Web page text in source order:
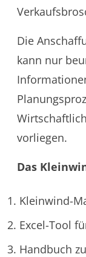
Die
kann nur
vorliegen.
Das
Kleinwind-
Excel-Tool
Handbuch